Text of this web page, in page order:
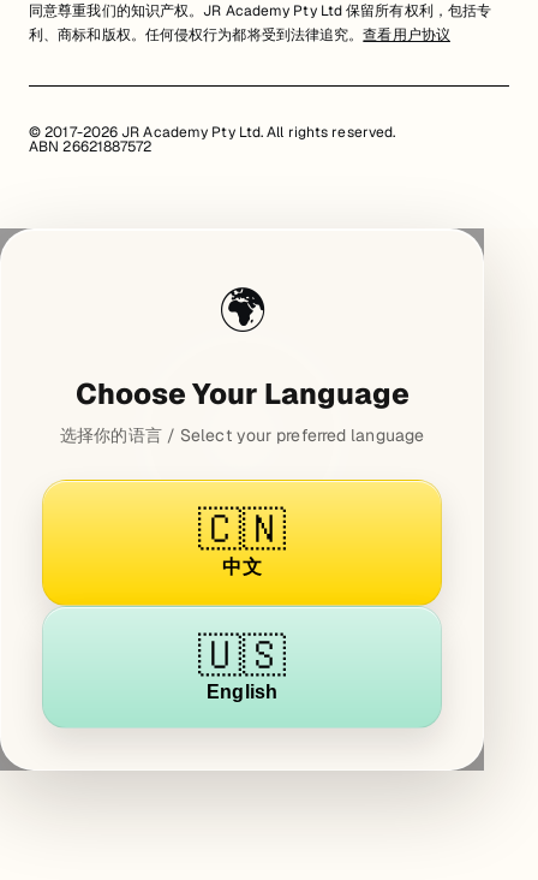
同意尊重我们的知识产权。JR Academy Pty Ltd 保留所有权利，包括专
利、商标和版权。任何侵权行为都将受到法律追究。查看用户协议
© 2017-2026 JR Academy Pty Ltd. All rights reserved.
ABN 26621887572
🌍
Choose Your Language
选择你的语言 / Select your preferred language
🇨🇳
中文
🇺🇸
English